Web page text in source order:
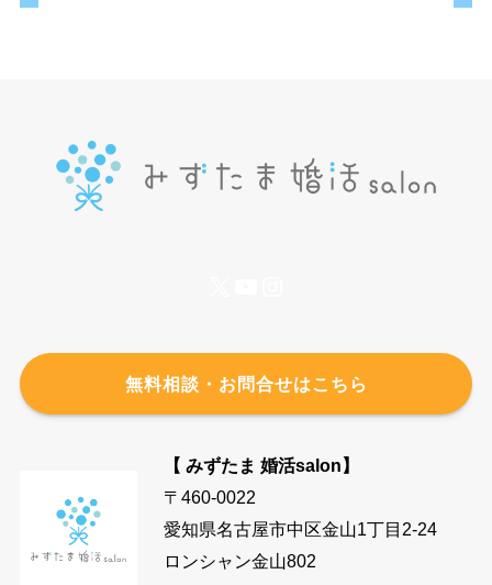
無料相談・お問合せはこちら
【 みずたま 婚活salon】
〒460-0022
愛知県名古屋市中区金山1丁目2-24
ロンシャン金山802